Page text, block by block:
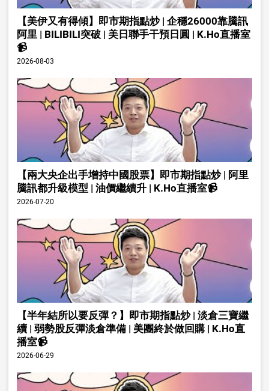
【美伊又有得傾】即市期指點炒 | 企穩26000靠騰訊
阿里 | BILIBILI突破 | 美日聯手干預日圓 | K.Ho直播室
📹
2026-08-03
【兩大央企出手增持中國股票】即市期指點炒 | 阿里
騰訊都升級模型 | 油價繼續升 | K.Ho直播室📹
2026-07-20
【半年結所以要反彈？】即市期指點炒 | 淡倉三寶繼
續 | 弱勢股反彈淡倉準備 | 美團終於做回購 | K.Ho直
播室📹
2026-06-29